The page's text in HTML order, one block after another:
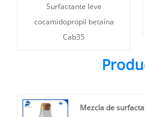
Surfactante leve
cocamidopropil betaína
Cab35
Mezcla de